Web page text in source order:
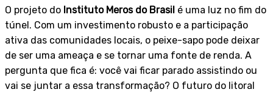
O projeto do Instituto Meros do Brasil é uma luz no fim do
túnel. Com um investimento robusto e a participação
ativa das comunidades locais, o peixe-sapo pode deixar
de ser uma ameaça e se tornar uma fonte de renda. A
pergunta que fica é: você vai ficar parado assistindo ou
vai se juntar a essa transformação? O futuro do litoral